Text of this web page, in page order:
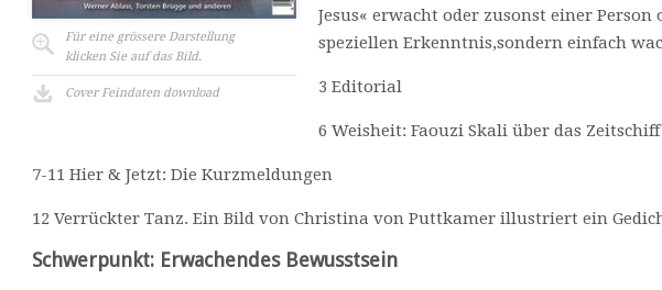
Für eine grössere Darstellung
klicken Sie auf das Bild.
Cover Feindaten download
Jesus« erwacht oder zusonst einer Person
speziellen Erkenntnis,sondern einfach
3 Editorial
6 Weisheit: Faouzi Skali über das Zeitschiff
7-11 Hier & Jetzt: Die Kurzmeldungen
12 Verrückter Tanz. Ein Bild von Christina von Puttkamer illustriert ein
Schwerpunkt: Erwachendes Bewusstsein